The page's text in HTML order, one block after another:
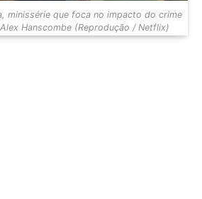
minissérie que foca no impacto do crime
Hanscombe (Reprodução / Netflix)